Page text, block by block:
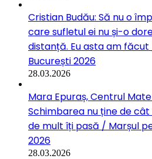
Cristian Budău: Să nu o
care sufletul ei nu și-o
distanță. Eu asta am
București 2026
28.03.2026
Mara Epuraș, Centrul
Schimbarea nu ține de
de mult îți pasă / Marșul
2026
28.03.2026